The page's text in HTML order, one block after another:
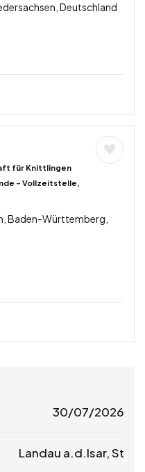
Deutschland
für Knittlingen
– Vollzeitstelle,
Baden-Württemberg,
30/07/2026
Landau a.d.Isar, St